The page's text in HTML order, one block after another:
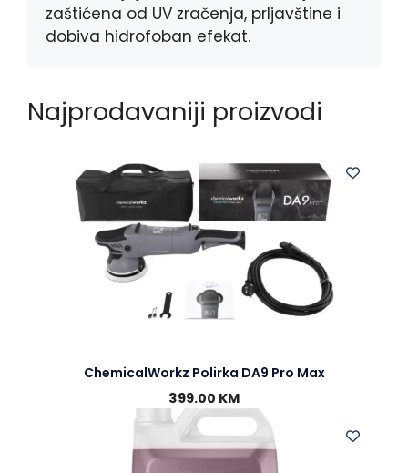
zaštićena od UV zračenja, prljavštine i
dobiva hidrofoban efekat.
Najprodavaniji proizvodi
ChemicalWorkz Polirka DA9 Pro Max
399.00 KM